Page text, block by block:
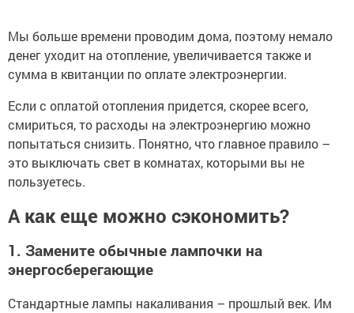
Мы больше времени проводим дома, поэтому немало
денег уходит на отопление, увеличивается также и
сумма в квитанции по оплате электроэнергии.
Если с оплатой отопления придется, скорее всего,
смириться, то расходы на электроэнергию можно
попытаться снизить. Понятно, что главное правило –
это выключать свет в комнатах, которыми вы не
пользуетесь.
А как еще можно сэкономить?
1. Замените обычные лампочки на
энергосберегающие
Стандартные лампы накаливания – прошлый век. Им